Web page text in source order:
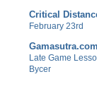
Critical
February 23rd
Late Game
Bycer